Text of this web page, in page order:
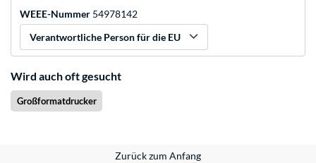
WEEE-Nummer 54978142
Verantwortliche Person für die EU
Wird auch oft gesucht
Großformatdrucker
Zurück zum Anfang